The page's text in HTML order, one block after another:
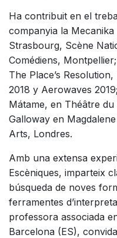
Ha contribuit en el
companyia la
Strasbourg, Scène
Comédiens,
The Place’s
2018 y Aerowaves
Mátame, en Théâtre
Galloway en
Arts, Londres.
Amb una extensa
Escèniques, imparteix
búsqueda de noves
ferramentes
professora associada
Barcelona (ES),